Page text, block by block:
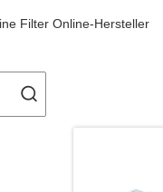
Filter Online-Hersteller